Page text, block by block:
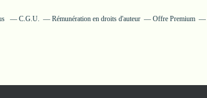
C.G.U. Rémunération en droits d'auteur Offre Premium